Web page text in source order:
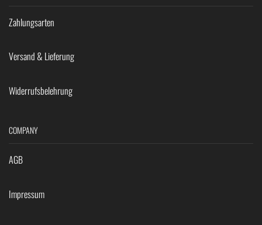
Zahlungsarten
Versand & Lieferung
Widerrufsbelehrung
COMPANY
AGB
Impressum